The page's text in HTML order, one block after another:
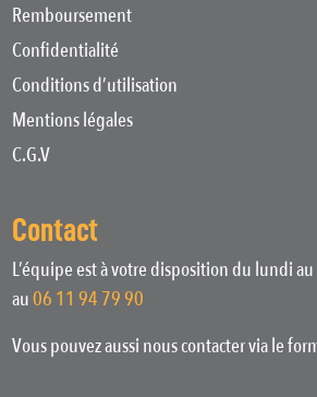
Remboursement
Confidentialité
Conditions d’utilisation
Mentions légales
C.G.V
Contact
L’équipe est à votre disposition du lundi
au06 11 94 79 90
Vous pouvez aussi nous contacter via le